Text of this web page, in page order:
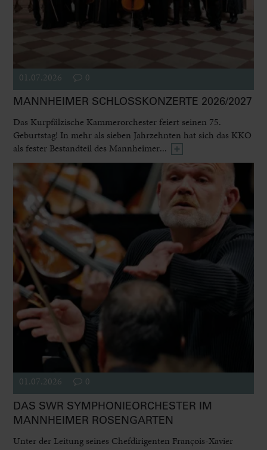
01.07.2026 0
MANNHEIMER SCHLOSSKONZERTE 2026/2027
Das Kurpfälzische Kammerorchester feiert seinen 75.
Geburtstag! In mehr als sieben Jahrzehnten hat sich das KKO
als fester Bestandteil des Mannheimer...
01.07.2026 0
DAS SWR SYMPHONIEORCHESTER IM
MANNHEIMER ROSENGARTEN
Unter der Leitung seines Chefdirigenten François-Xavier